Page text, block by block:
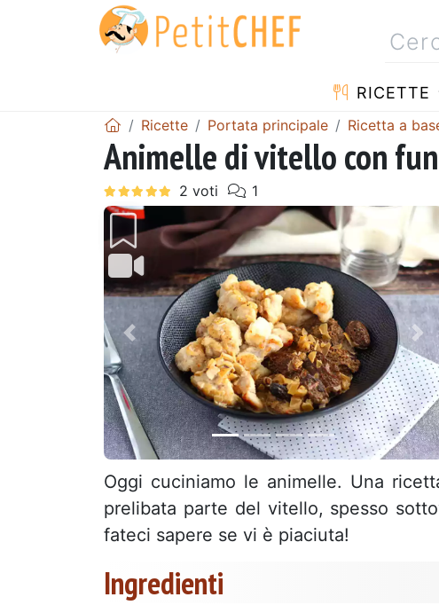
RICETTE
Ricette Portata principale Ricetta a
Animelle di vitello con
Precedente
Oggi cuciniamo le animelle. Una
prelibata parte del vitello, spesso
fateci sapere se vi è piaciuta!
Ingredienti